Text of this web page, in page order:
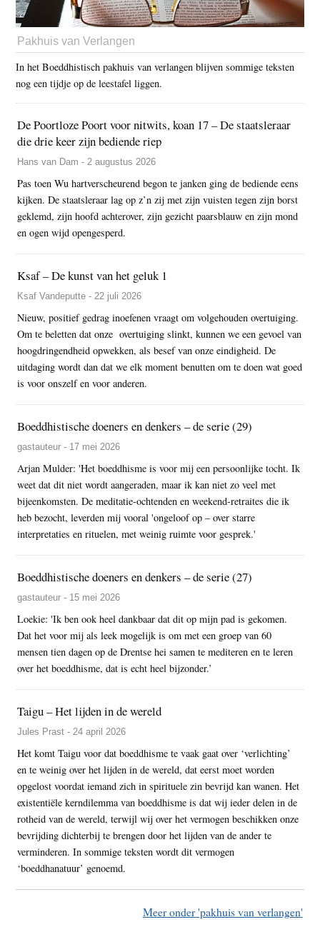
Pakhuis van Verlangen
In het Boeddhistisch pakhuis van verlangen blijven sommige teksten
nog een tijdje op de leestafel liggen.
De Poortloze Poort voor nitwits, koan 17 – De staatsleraar
die drie keer zijn bediende riep
Hans van Dam - 2 augustus 2026
Pas toen Wu hartverscheurend begon te janken ging de bediende eens
kijken. De staatsleraar lag op z’n zij met zijn vuisten tegen zijn borst
geklemd, zijn hoofd achterover, zijn gezicht paarsblauw en zijn mond
en ogen wijd opengesperd.
Ksaf – De kunst van het geluk 1
Ksaf Vandeputte - 22 juli 2026
Nieuw, positief gedrag inoefenen vraagt om volgehouden overtuiging.
Om te beletten dat onze overtuiging slinkt, kunnen we een gevoel van
hoogdringendheid opwekken, als besef van onze eindigheid. De
uitdaging wordt dan dat we elk moment benutten om te doen wat goed
is voor onszelf en voor anderen.
Boeddhistische doeners en denkers – de serie (29)
gastauteur - 17 mei 2026
Arjan Mulder: 'Het boeddhisme is voor mij een persoonlijke tocht. Ik
weet dat dit niet wordt aangeraden, maar ik kan niet zo veel met
bijeenkomsten. De meditatie-ochtenden en weekend-retraites die ik
heb bezocht, leverden mij vooral 'ongeloof op – over starre
interpretaties en rituelen, met weinig ruimte voor gesprek.'
Boeddhistische doeners en denkers – de serie (27)
gastauteur - 15 mei 2026
Loekie: 'Ik ben ook heel dankbaar dat dit op mijn pad is gekomen.
Dat het voor mij als leek mogelijk is om met een groep van 60
mensen tien dagen op de Drentse hei samen te mediteren en te leren
over het boeddhisme, dat is echt heel bijzonder.’
Taigu – Het lijden in de wereld
Jules Prast - 24 april 2026
Het komt Taigu voor dat boeddhisme te vaak gaat over ‘verlichting’
en te weinig over het lijden in de wereld, dat eerst moet worden
opgelost voordat iemand zich in spirituele zin bevrijd kan wanen. Het
existentiële kerndilemma van boeddhisme is dat wij ieder delen in de
rotheid van de wereld, terwijl wij over het vermogen beschikken onze
bevrijding dichterbij te brengen door het lijden van de ander te
verminderen. In sommige teksten wordt dit vermogen
‘boeddhanatuur’ genoemd.
Meer onder 'pakhuis van verlangen'